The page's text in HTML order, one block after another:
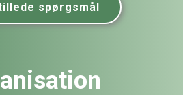
spørgsmål